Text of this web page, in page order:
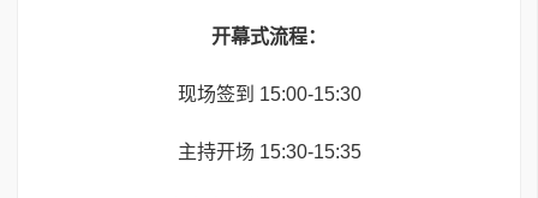
开幕式流程：
现场签到 15:00-15:30
主持开场 15:30-15:35